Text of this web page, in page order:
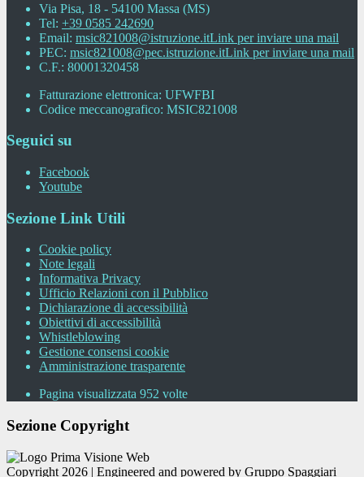
Via Pisa, 18 - 54100 Massa (MS)
Tel: +39 0585 242690
Email: msic821008@istruzione.itLink per inviare una mail
PEC: msic821008@pec.istruzione.itLink per inviare una mail
C.F.: 80001320458
Fatturazione elettronica: UFWFBI
Codice meccanografico: MSIC821008
Seguici su
Facebook
Youtube
Sezione Link Utili
Cookie policy
Note legali
Informativa Privacy
Ufficio Relazioni con il Pubblico
Dichiarazione di accessibilità
Obiettivi di accessibilità
Whistleblowing
Gestione consensi cookie
Amministrazione trasparente
Pagina visualizzata 952 volte
Sezione Copyright
Copyright 2026 | Engineered and powered by Gruppo Spaggiari